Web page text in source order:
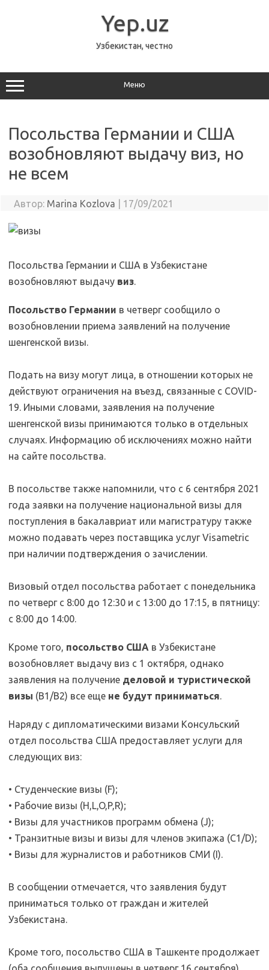
Yep.uz
Узбекистан, честно
Меню
Посольства Германии и США
возобновляют выдачу виз, но
не всем
Автор: Marina Kozlova 17/09/2021
Посольства Германии и США в Узбекистане
возобновляют выдачу виз.
Посольство Германии в четверг сообщило о
возобновлении приема заявлений на получение
шенгенской визы.
Подать на визу могут лица, в отношении которых не
действуют ограничения на въезд, связанные с COVID-
19. Иными словами, заявления на получение
шенгенской визы принимаются только в отдельных
случаях. Информацию об исключениях можно найти
на сайте посольства.
В посольстве также напомнили, что с 6 сентября 2021
года заявки на получение национальной визы для
поступления в бакалавриат или магистратуру также
можно подавать через поставщика услуг Visametric
при наличии подтверждения о зачислении.
Визовый отдел посольства работает с понедельника
по четверг с 8:00 до 12:30 и с 13:00 до 17:15, в пятницу:
с 8:00 до 14:00.
Кроме того, посольство США в Узбекистане
возобновляет выдачу виз с 1 октября, однако
заявления на получение деловой и туристической
визы (B1/B2) все еще не будут приниматься.
Наряду с дипломатическими визами Консульский
отдел посольства США предоставляет услуги для
следующих виз:
• Студенческие визы (F);
• Рабочие визы (H,L,O,P,R);
• Визы для участников программ обмена (J);
• Транзитные визы и визы для членов экипажа (C1/D);
• Визы для журналистов и работников СМИ (I).
В сообщении отмечается, что заявления будут
приниматься только от граждан и жителей
Узбекистана.
Кроме того, посольство США в Ташкенте продолжает